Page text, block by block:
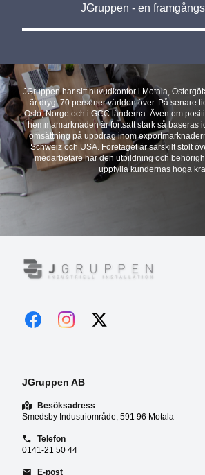
JGruppen - en
JGruppen har sitt huvudkontor i Motala,
är drygt 70 personer världen över. På senare
Oslo, Norge och i GCC länderna. Även om
hemmamarknaden är fortsatt stark så baseras
omsättning på uppdrag inom
Schweiz och USA. Företaget är särskilt stolt
medarbetare har den utbildning och
uppfylla kundernas höga
JGruppen AB
Besöksadress
Smedsby Industriområde, 591 96 Motala
Telefon
0141-21 50 44
E-post